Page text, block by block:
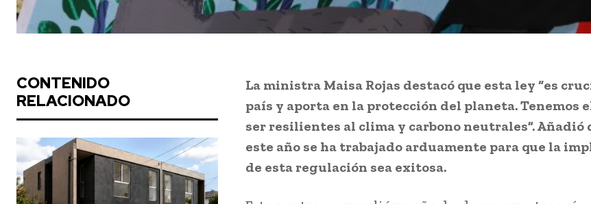
CONTENIDO
RELACIONADO
La ministra Maisa Rojas destacó que esta ley “es
país y aporta en la protección del planeta. Tenemos
ser resilientes al clima y carbono neutrales”. Añadió
este año se ha trabajado arduamente para que la
de esta regulación sea exitosa.